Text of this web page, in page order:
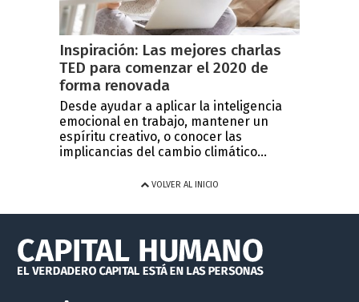
Inspiración: Las mejores charlas
TED para comenzar el 2020 de
forma renovada
Desde ayudar a aplicar la inteligencia
emocional en trabajo, mantener un
espíritu creativo, o conocer las
implicancias del cambio climático...
VOLVER AL INICIO